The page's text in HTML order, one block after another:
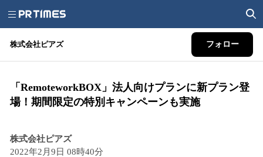
株式会社ピアズ フォロー
「RemoteworkBOX」法人向けプランに新プラン登
場！期間限定の特別キャンペーンも実施
株式会社ピアズ
2022年2月9日 08時40分